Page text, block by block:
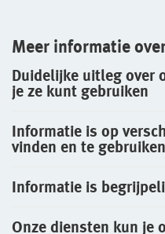
zelfstandig
Reizen
Expat Pakket
Expat Pakket Collectief
Zakenreisverzekering
Zakenreisverzekering
Fondsen en koersen
Meer informatie
Duidelijke uitleg over
je ze kunt gebruiken
Informatie is op
vinden en te gebruiken
Informatie is
Onze diensten kun je